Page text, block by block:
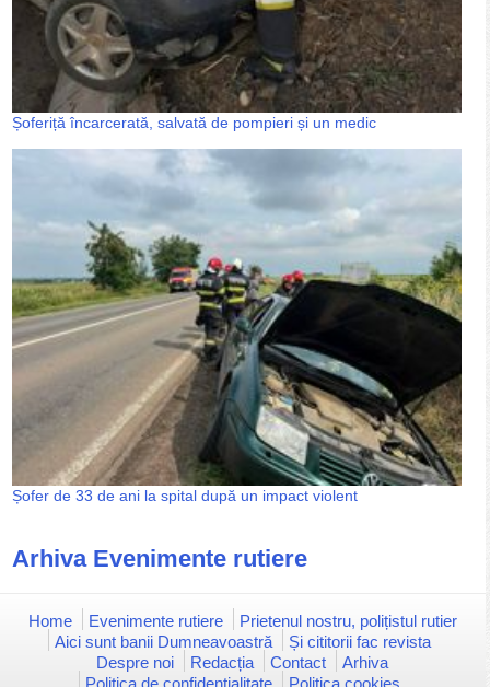
Șoferiță încarcerată, salvată de pompieri și un medic
Șofer de 33 de ani la spital după un impact violent
Arhiva Evenimente rutiere
Home Evenimente rutiere
Prietenul nostru, polițistul rutier
Aici sunt banii Dumneavoastră
Și cititorii fac revista
Despre noi
Redacția Contact
Arhiva